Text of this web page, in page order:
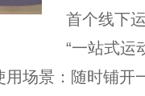
首个线下
“一站式运
场景：随时铺开